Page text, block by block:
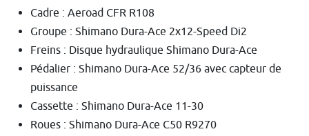
Cadre : Aeroad CFR R108
Groupe : Shimano Dura-Ace 2x12-Speed Di2
Freins : Disque hydraulique Shimano Dura-Ace
Pédalier : Shimano Dura-Ace 52/36 avec capteur de
puissance
Cassette : Shimano Dura-Ace 11-30
Roues : Shimano Dura-Ace C50 R9270